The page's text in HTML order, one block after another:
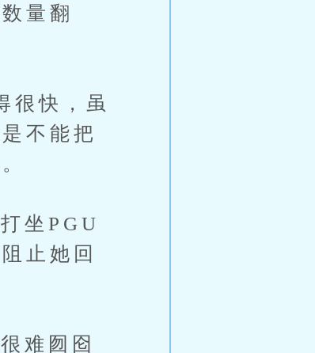
量翻
快，虽
不能把
坐PGU
止她回
难囫囵